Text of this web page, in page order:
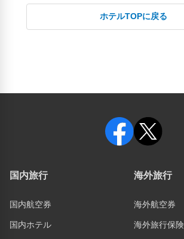
ホテルTOPに戻る
国内旅行
国内航空券
国内ホテル
海外旅行
海外航空券
海外旅行保険